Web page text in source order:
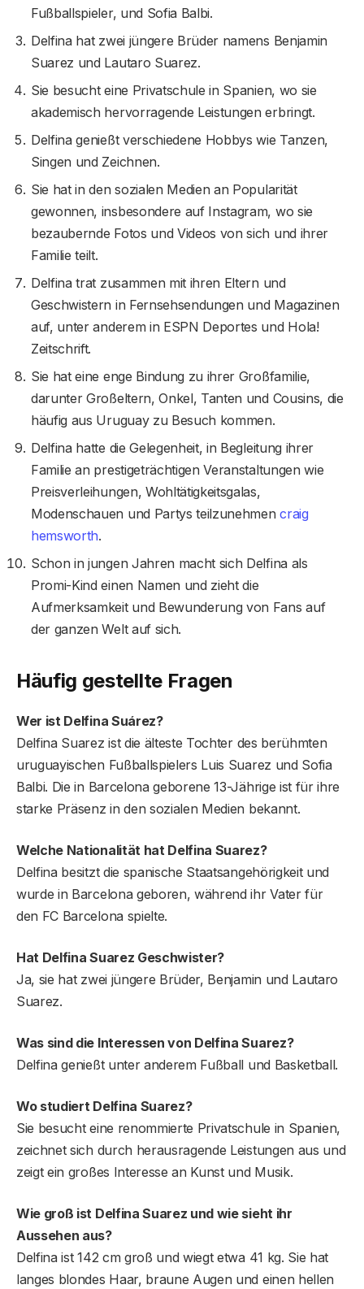
Fußballspieler, und Sofia Balbi.
Delfina hat zwei jüngere Brüder namens Benjamin
Suarez und Lautaro Suarez.
Sie besucht eine Privatschule in Spanien, wo sie
akademisch hervorragende Leistungen erbringt.
Delfina genießt verschiedene Hobbys wie Tanzen,
Singen und Zeichnen.
Sie hat in den sozialen Medien an Popularität
gewonnen, insbesondere auf Instagram, wo sie
bezaubernde Fotos und Videos von sich und ihrer
Familie teilt.
Delfina trat zusammen mit ihren Eltern und
Geschwistern in Fernsehsendungen und Magazinen
auf, unter anderem in ESPN Deportes und Hola!
Zeitschrift.
Sie hat eine enge Bindung zu ihrer Großfamilie,
darunter Großeltern, Onkel, Tanten und Cousins, die
häufig aus Uruguay zu Besuch kommen.
Delfina hatte die Gelegenheit, in Begleitung ihrer
Familie an prestigeträchtigen Veranstaltungen wie
Preisverleihungen, Wohltätigkeitsgalas,
Modenschauen und Partys teilzunehmencraig
hemsworth.
Schon in jungen Jahren macht sich Delfina als
Promi-Kind einen Namen und zieht die
Aufmerksamkeit und Bewunderung von Fans auf
der ganzen Welt auf sich.
Häufig gestellte Fragen
Wer ist Delfina Suárez?
Delfina Suarez ist die älteste Tochter des berühmten
uruguayischen Fußballspielers Luis Suarez und Sofia
Balbi. Die in Barcelona geborene 13-Jährige ist für ihre
starke Präsenz in den sozialen Medien bekannt.
Welche Nationalität hat Delfina Suarez?
Delfina besitzt die spanische Staatsangehörigkeit und
wurde in Barcelona geboren, während ihr Vater für
den FC Barcelona spielte.
Hat Delfina Suarez Geschwister?
Ja, sie hat zwei jüngere Brüder, Benjamin und Lautaro
Suarez.
Was sind die Interessen von Delfina Suarez?
Delfina genießt unter anderem Fußball und Basketball.
Wo studiert Delfina Suarez?
Sie besucht eine renommierte Privatschule in Spanien,
zeichnet sich durch herausragende Leistungen aus und
zeigt ein großes Interesse an Kunst und Musik.
Wie groß ist Delfina Suarez und wie sieht ihr
Aussehen aus?
Delfina ist 142 cm groß und wiegt etwa 41 kg. Sie hat
langes blondes Haar, braune Augen und einen hellen